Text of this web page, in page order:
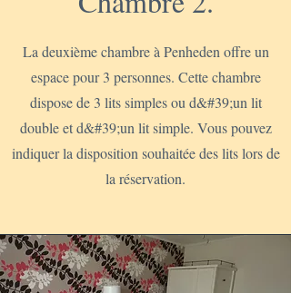
La deuxième chambre à Penheden offre un
espace pour 3 personnes. Cette chambre
dispose de 3 lits simples ou d&#39;un lit
double et d&#39;un lit simple. Vous pouvez
indiquer la disposition souhaitée des lits lors de
la réservation.